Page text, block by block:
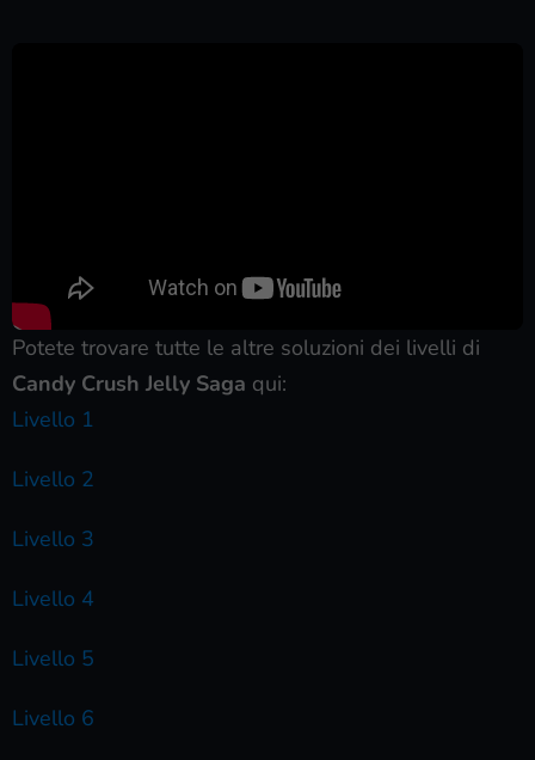
Potete trovare tutte le altre soluzioni dei livelli di
Candy Crush Jelly Saga qui:
Livello 1
Livello 2
Livello 3
Livello 4
Livello 5
Livello 6